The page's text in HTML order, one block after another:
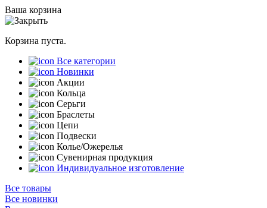
Ваша корзина
Корзина пуста.
Все категории
Новинки
Акции
Кольца
Серьги
Браслеты
Цепи
Подвески
Колье/Ожерелья
Сувенирная продукция
Индивидуальное изготовление
Все товары
Все новинки